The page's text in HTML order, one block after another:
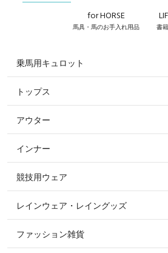
for HORSE
馬具・馬のお手入れ用品 書
乗馬用キュロット
すべてのキュロット
フルグリップ・尻革 キュロット
ニーグリップ・膝革 キュロット
トップス
すべてのトップス
ポロシャツ
カットソー・Tシャツ・タンクトップ
アウター
すべてのアウター
コート
ジャケット・ブルゾン
インナー
競技用ウェア
すべての競技用ウェア
ショージャケット
レインウェア・レイングッズ
ファッション雑貨